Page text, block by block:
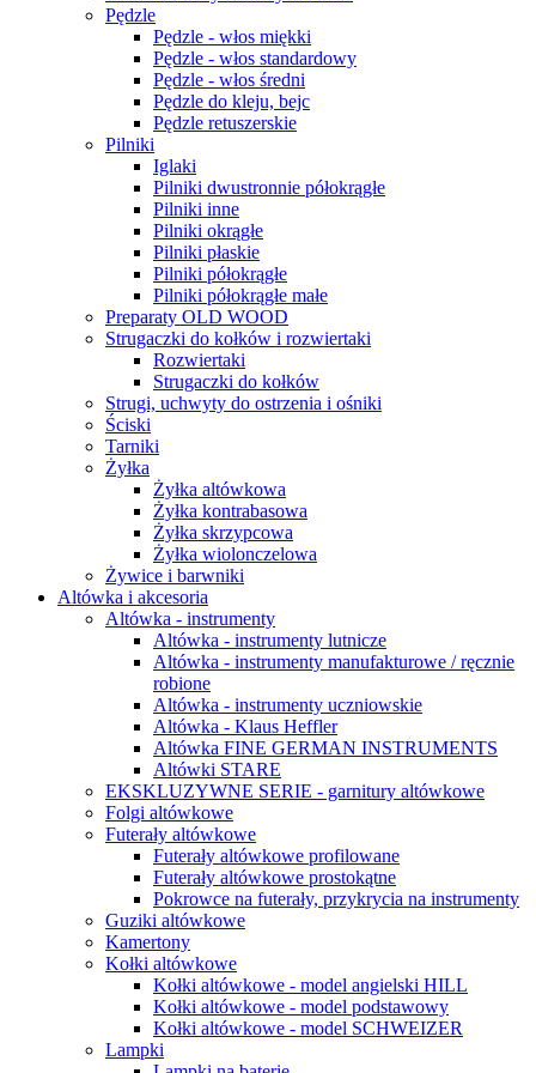
Pędzle
Pędzle - włos miękki
Pędzle - włos standardowy
Pędzle - włos średni
Pędzle do kleju, bejc
Pędzle retuszerskie
Pilniki
Iglaki
Pilniki dwustronnie półokrągłe
Pilniki inne
Pilniki okrągłe
Pilniki płaskie
Pilniki półokrągłe
Pilniki półokrągłe małe
Preparaty OLD WOOD
Strugaczki do kołków i rozwiertaki
Rozwiertaki
Strugaczki do kołków
Strugi, uchwyty do ostrzenia i ośniki
Ściski
Tarniki
Żyłka
Żyłka altówkowa
Żyłka kontrabasowa
Żyłka skrzypcowa
Żyłka wiolonczelowa
Żywice i barwniki
Altówka i akcesoria
Altówka - instrumenty
Altówka - instrumenty lutnicze
Altówka - instrumenty manufakturowe / ręcznie
robione
Altówka - instrumenty uczniowskie
Altówka - Klaus Heffler
Altówka FINE GERMAN INSTRUMENTS
Altówki STARE
EKSKLUZYWNE SERIE - garnitury altówkowe
Folgi altówkowe
Futerały altówkowe
Futerały altówkowe profilowane
Futerały altówkowe prostokątne
Pokrowce na futerały, przykrycia na instrumenty
Guziki altówkowe
Kamertony
Kołki altówkowe
Kołki altówkowe - model angielski HILL
Kołki altówkowe - model podstawowy
Kołki altówkowe - model SCHWEIZER
Lampki